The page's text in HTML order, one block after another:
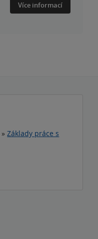
Více informací
»Základy práce s